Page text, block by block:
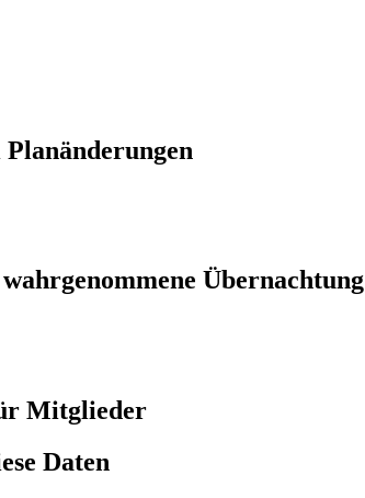
Übernachtung
Mitglieder
Daten